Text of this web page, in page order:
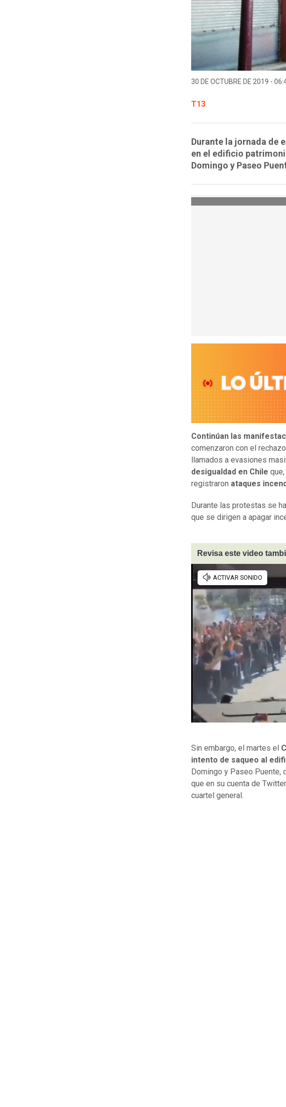
30 DE OCTUBRE DE 2019 -
T13
Durante la jornada de
en el edificio
Domingo y Paseo
Continúan las
comenzaron con el
llamados a evasiones
desigualdad en Chile
registraron ataques
Durante las protestas se
que se dirigen a apagar
Revisa este video
Sin embargo, el martes el
intento de saqueo al
Domingo y Paseo Puente,
que en su cuenta de
cuartel general.